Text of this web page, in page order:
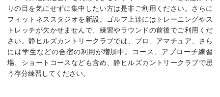
りの目を気にせずに集中したい方は是非ご利用ください。さらに
フィットネススタジオを新設。ゴルフ上達にはトレーニングやス
トレッチが欠かせませんで、練習やラウンドの前後でご利用くだ
さい。静ヒルズカントリークラブでは、プロ、アマチュア、さら
には学生などの合宿の利用が増加中。コース、アプローチ練習
場、ショートコースなども含め、静ヒルズカントリークラブで思
う存分練習してください。